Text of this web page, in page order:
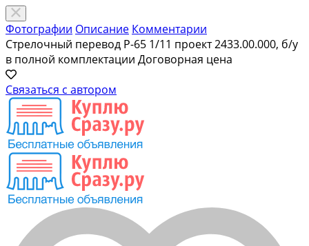
Фотографии Описание Комментарии
Стрелочный перевод Р-65 1/11 проект 2433.00.000, б/у
в полной комплектации Договорная цена
Связаться с автором